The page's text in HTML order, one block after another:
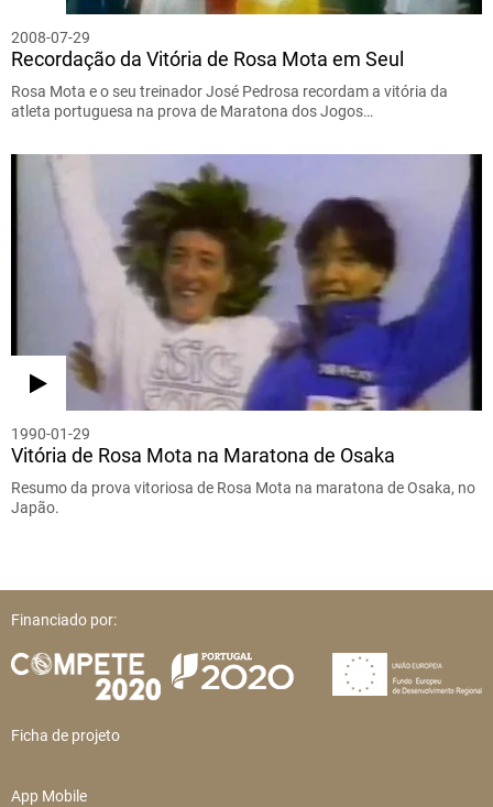
2008-07-29
Recordação da Vitória de Rosa Mota em Seul
Rosa Mota e o seu treinador José Pedrosa recordam a vitória da
atleta portuguesa na prova de Maratona dos Jogos…
1990-01-29
Vitória de Rosa Mota na Maratona de Osaka
Resumo da prova vitoriosa de Rosa Mota na maratona de Osaka, no
Japão.
Financiado por:
Ficha de projeto
App Mobile